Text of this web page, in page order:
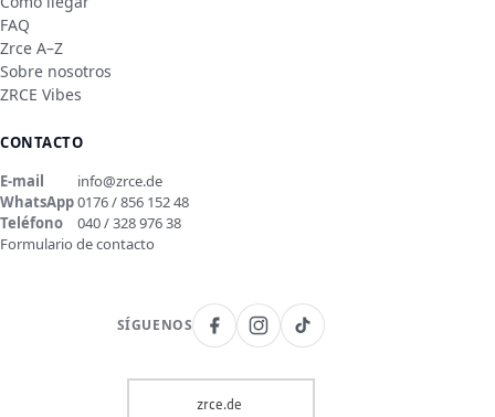
FAQ
Zrce A–Z
Sobre nosotros
ZRCE Vibes
CONTACTO
E-mail
info@zrce.de
WhatsApp0176 / 856 152 48
Teléfono
040 / 328 976 38
Formulario de contacto
SÍGUENOS